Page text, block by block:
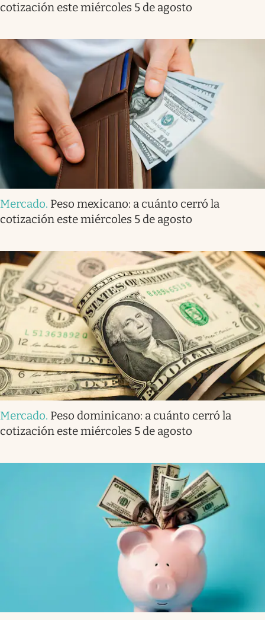
cotización este miércoles 5 de agosto
Mercado. Peso mexicano: a cuánto cerró la
cotización este miércoles 5 de agosto
Mercado. Peso dominicano: a cuánto cerró la
cotización este miércoles 5 de agosto